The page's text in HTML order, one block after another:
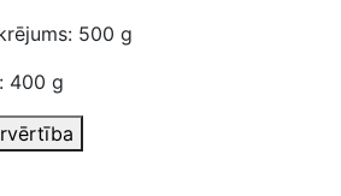
500 g
400 g